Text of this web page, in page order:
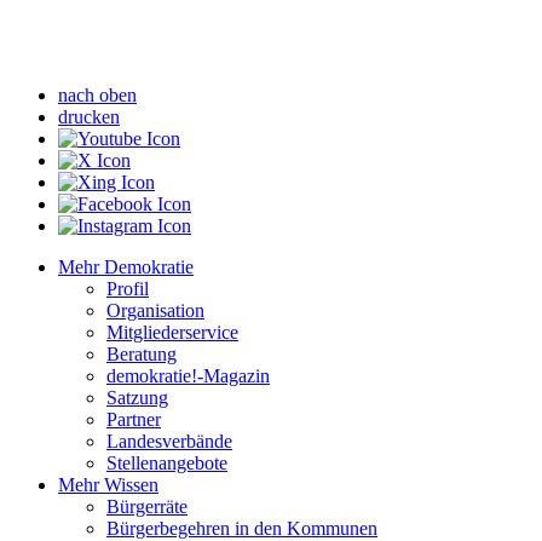
nach oben
drucken
Mehr Demokratie
Profil
Organisation
Mitgliederservice
Beratung
demokratie!-Magazin
Satzung
Partner
Landesverbände
Stellenangebote
Mehr Wissen
Bürgerräte
Bürgerbegehren in den Kommunen